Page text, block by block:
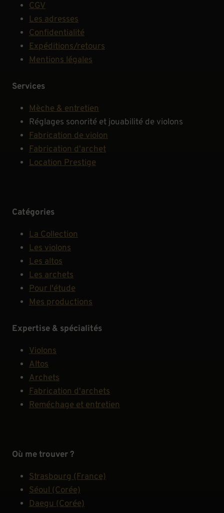
CGV
Les adresses
Confidentialité
Expéditions/retours
Mentions légales
Services
Mèche & entretien
Réglages sonorité et jouabilité de violons
Fabrication de violon
Fabrication d'archet
Location Prestige
Catégories
La Collection
Les violons
Les altos
Les archets
Pour l'étude
Mes productions
Expertise & spécialités
Violons
Altos
Archets
Fabrication d'archets
Reméchage et entretien
Où me trouver ?
Strasbourg (France)
Séoul (Corée)
Daegu (Corée)